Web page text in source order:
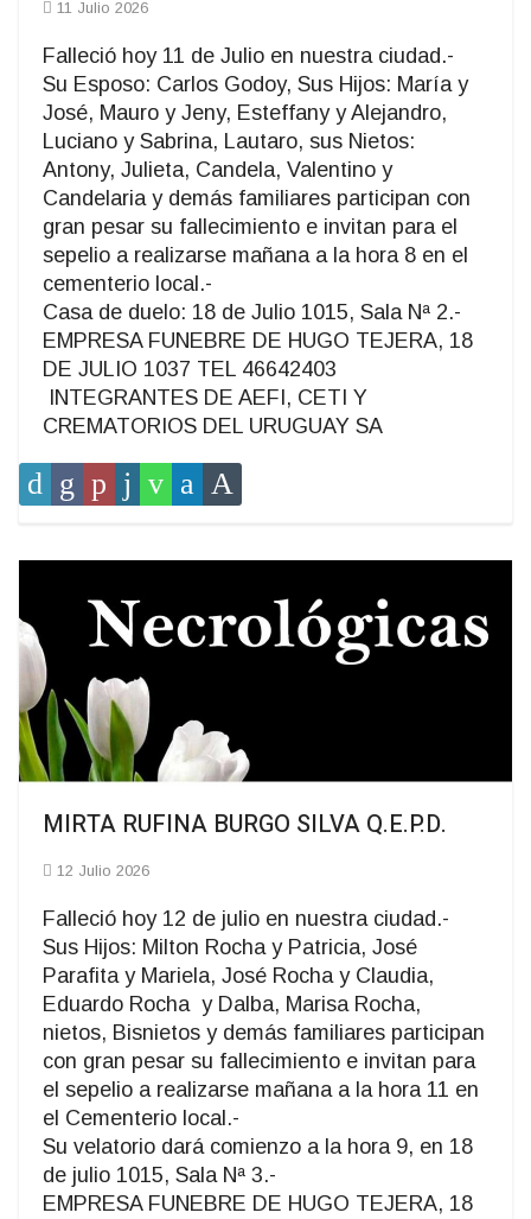
11 Julio 2026
Falleció hoy 11 de Julio en nuestra ciudad.-
Su Esposo: Carlos Godoy, Sus Hijos: María y
José, Mauro y Jeny, Esteffany y Alejandro,
Luciano y Sabrina, Lautaro, sus Nietos:
Antony, Julieta, Candela, Valentino y
Candelaria y demás familiares participan con
gran pesar su fallecimiento e invitan para el
sepelio a realizarse mañana a la hora 8 en el
cementerio local.-
Casa de duelo: 18 de Julio 1015, Sala Nª 2.-
EMPRESA FUNEBRE DE HUGO TEJERA, 18
DE JULIO 1037 TEL 46642403
INTEGRANTES DE AEFI, CETI Y
CREMATORIOS DEL URUGUAY SA
MIRTA RUFINA BURGO SILVA Q.E.P.D.
12 Julio 2026
Falleció hoy 12 de julio en nuestra ciudad.-
Sus Hijos: Milton Rocha y Patricia, José
Parafita y Mariela, José Rocha y Claudia,
Eduardo Rocha y Dalba, Marisa Rocha,
nietos, Bisnietos y demás familiares participan
con gran pesar su fallecimiento e invitan para
el sepelio a realizarse mañana a la hora 11 en
el Cementerio local.-
Su velatorio dará comienzo a la hora 9, en 18
de julio 1015, Sala Nª 3.-
EMPRESA FUNEBRE DE HUGO TEJERA, 18